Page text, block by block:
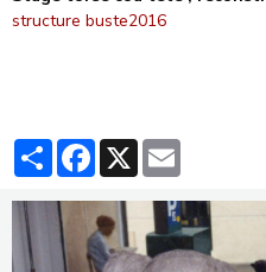
structure buste2016
PartagerFacebook
X